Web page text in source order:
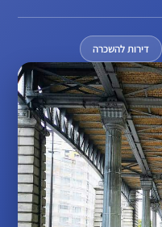
דירות להשכרה